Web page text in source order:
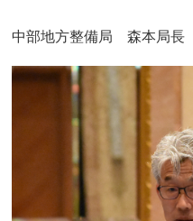
中部地方整備局 森本局長